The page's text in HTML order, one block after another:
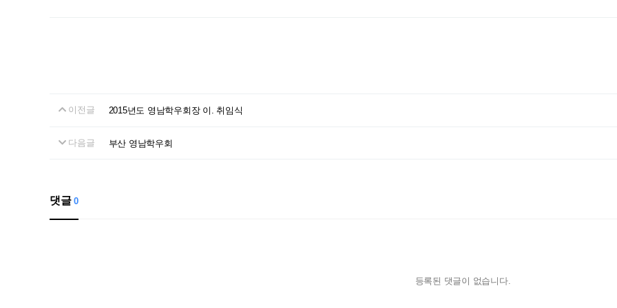
이전글 2015년도 영남학우회장 이. 취임식
다음글 부산 영남학우회
댓글0
등록된 댓글이 없습니다.